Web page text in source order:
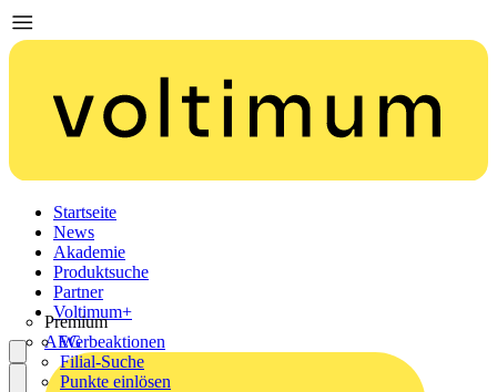
Startseite
News
Akademie
Produktsuche
Partner
Premium
AEG
Voltimum+
Werbeaktionen
Filial-Suche
Punkte einlösen